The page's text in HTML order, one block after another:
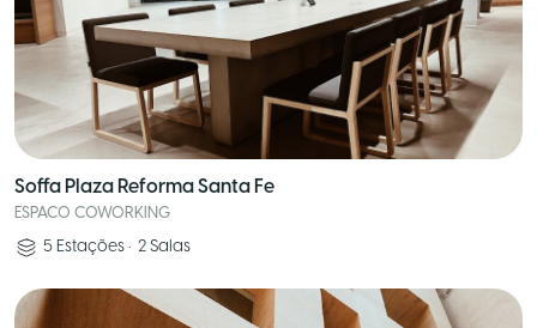
Soffa Plaza Reforma Santa Fe
ESPACO COWORKING
5 Estações • 2 Salas